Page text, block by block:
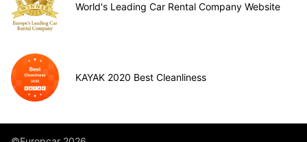
World's Leading Car Rental Company Website
KAYAK 2020 Best Cleanliness